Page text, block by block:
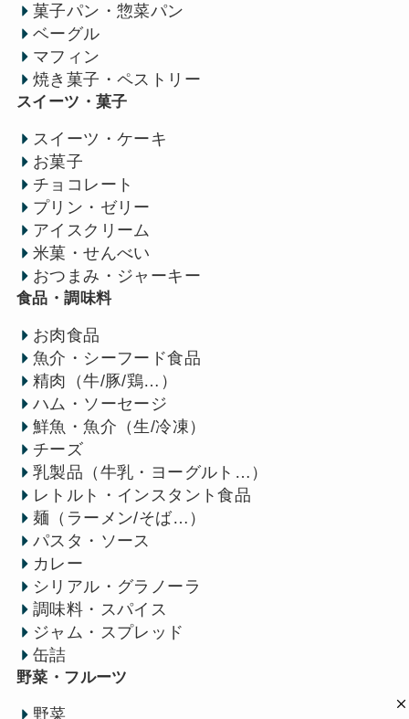
菓子パン・惣菜パン
ベーグル
マフィン
焼き菓子・ペストリー
スイーツ・菓子
スイーツ・ケーキ
お菓子
チョコレート
プリン・ゼリー
アイスクリーム
米菓・せんべい
おつまみ・ジャーキー
食品・調味料
お肉食品
魚介・シーフード食品
精肉（牛/豚/鶏…）
ハム・ソーセージ
鮮魚・魚介（生/冷凍）
チーズ
乳製品（牛乳・ヨーグルト…）
レトルト・インスタント食品
麺（ラーメン/そば…）
パスタ・ソース
カレー
シリアル・グラノーラ
調味料・スパイス
ジャム・スプレッド
缶詰
野菜・フルーツ
野菜